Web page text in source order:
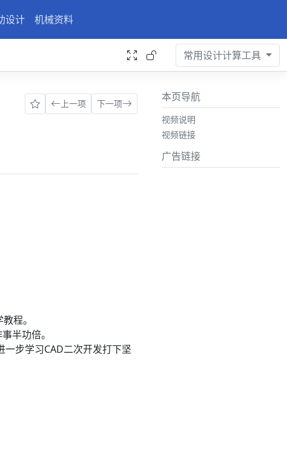
设计 机械资料
常用设计计算工具
上一项 下一项
本页导航
视频说明
视频链接
广告链接
程。
半功倍。
步学习CAD二次开发打下坚